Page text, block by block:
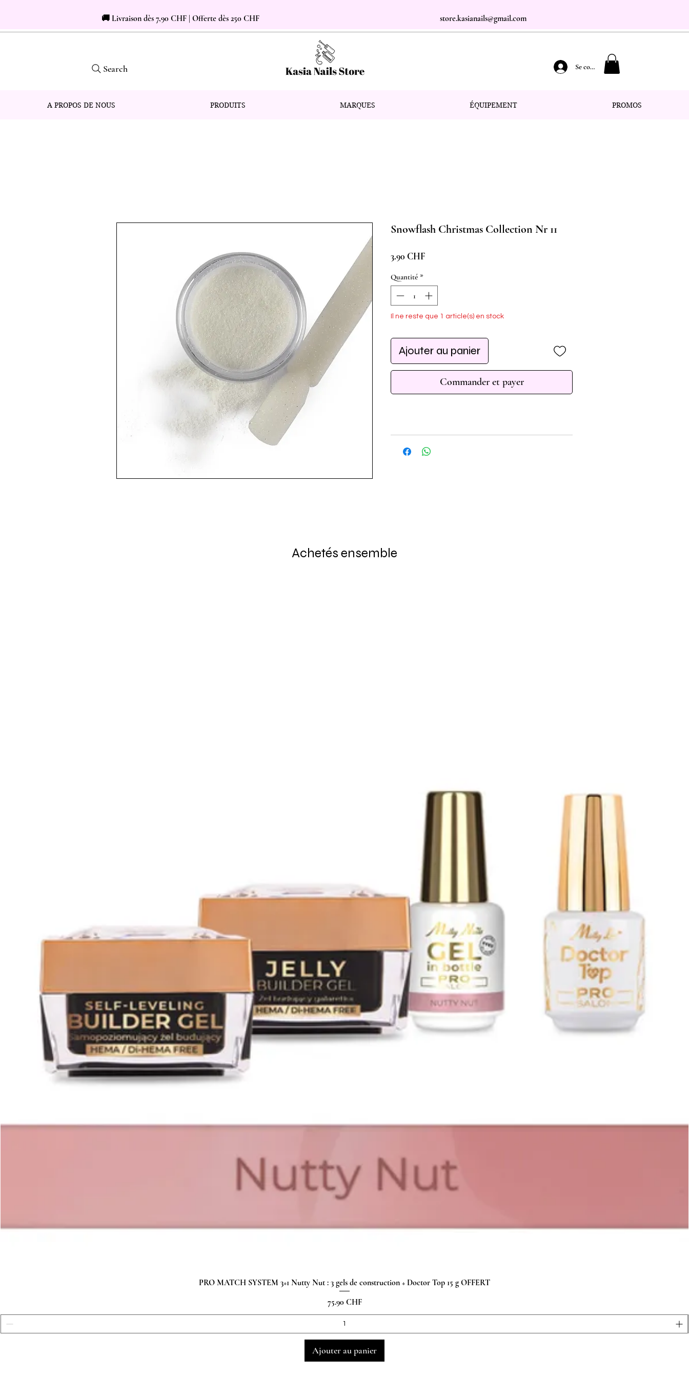
🚚 Livraison dès 7,90 CHF | Offerte dès 250 CHF store.kasianails@gmail.com
Search Se connecter
A PROPOS DE NOUS PRODUITS MARQUES ÉQUIPEMENT PROMOS
Snowflash Christmas Collection Nr 11
3.90 CHFPrix
Quantité *
Il ne reste que 1 article(s) en stock
Ajouter au panier
Commander et payer
Achetés ensemble
Aperçu rapide
PRO MATCH SYSTEM 3+1 Nutty Nut : 3 gels de construction + Doctor Top 15 g OFFERT
Prix
75.90 CHF
Ajouter au panier